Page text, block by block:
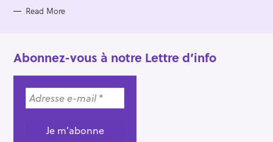
Read More
Abonnez-vous à notre Lettre d’info